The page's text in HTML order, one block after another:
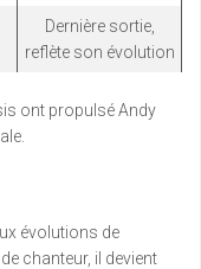
Dernière sortie,
reflète son évolution
ont propulsé Andy
évolutions de
chanteur, il devient